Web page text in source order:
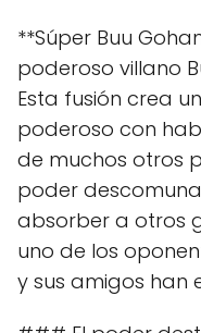
**Súper Buu
poderoso villano
Esta fusión crea
poderoso con
de muchos otros
poder
absorber a otros
uno de los
y sus amigos han